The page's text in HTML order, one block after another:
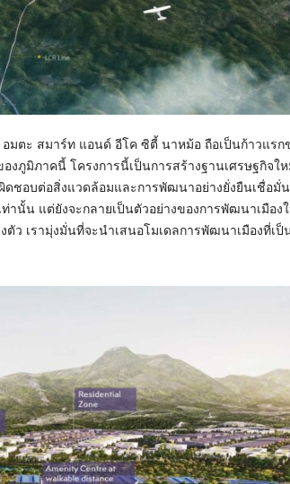
มตะ สมาร์ท แอนด์ อีโค ซิตี้ นาหม้อ ถือเป็นก้าวแรก
งภูมิภาคนี้ โครงการนี้เป็นการสร้างฐานเศรษฐกิจใ
ชอบต่อสิ่งแวดล้อมและการพัฒนาอย่างยั่งยืนเชื่อมั่
นั้น แต่ยังจะกลายเป็นตัวอย่างของการพัฒนาเมือง
ว เรามุ่งมั่นที่จะนำเสนอโมเดลการพัฒนาเมืองที่เป็